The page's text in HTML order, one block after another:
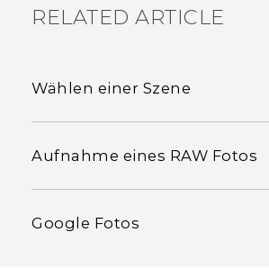
RELATED ARTICLE
Wählen einer Szene
Aufnahme eines RAW Fotos
Google Fotos